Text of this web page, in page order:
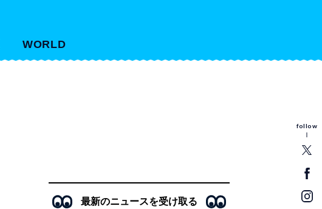
WORLD
follow
最新のニュースを受け取る